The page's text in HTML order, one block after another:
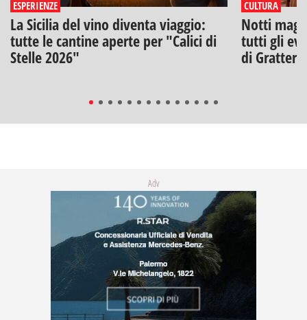
ESPERIENZE
La Sicilia del vino diventa viaggio:
tutte le cantine aperte per "Calici di
Stelle 2026"
CULTURA
Notti
tutti gli
di Gratteri
Adv